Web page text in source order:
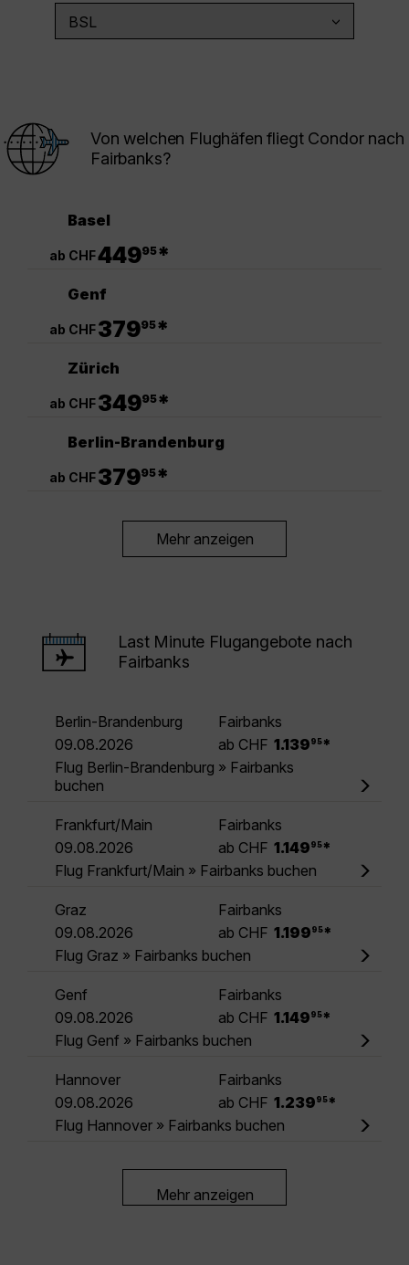
Von welchen Flughäfen fliegt Condor nach
Fairbanks?
Basel
ab CHF44995*
Genf
ab CHF37995*
Zürich
ab CHF34995*
Berlin-Brandenburg
ab CHF37995*
Mehr anzeigen
Last Minute Flugangebote nach
Fairbanks
Berlin-Brandenburg
Fairbanks
09.08.2026
ab CHF 1.139 95 *
Flug Berlin-Brandenburg » Fairbanks
buchen
Frankfurt/Main
Fairbanks
09.08.2026
ab CHF 1.149 95 *
Flug Frankfurt/Main » Fairbanks buchen
Graz
Fairbanks
09.08.2026
ab CHF 1.199 95 *
Flug Graz » Fairbanks buchen
Genf
Fairbanks
09.08.2026
ab CHF 1.149 95 *
Flug Genf » Fairbanks buchen
Hannover
Fairbanks
09.08.2026
ab CHF 1.239 95 *
Flug Hannover » Fairbanks buchen
Mehr anzeigen